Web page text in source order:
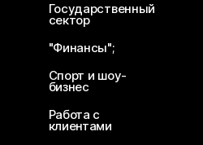
Государственный
сектор
"Финансы";
Спорт и шоу-
бизнес
Работа с
клиентами